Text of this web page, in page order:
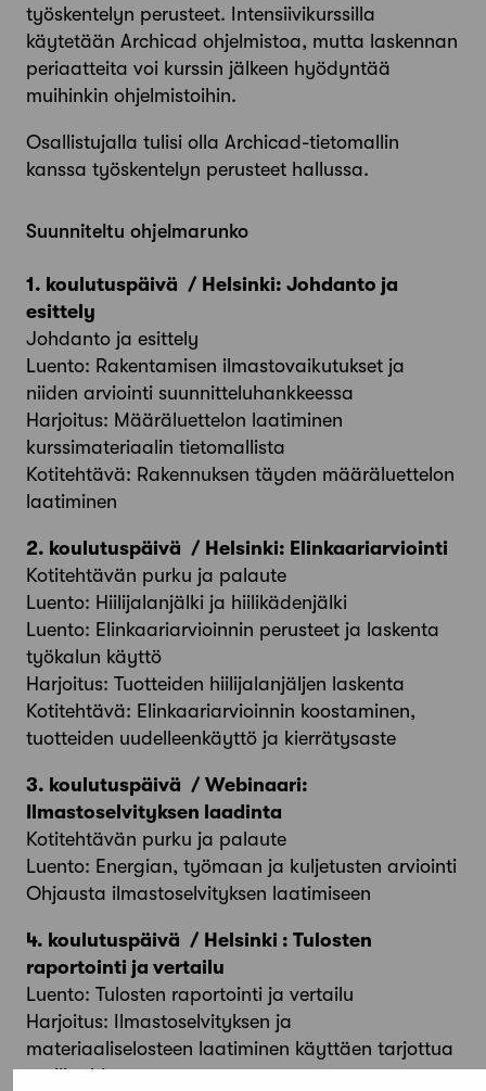
työskentelyn perusteet. Intensiivikurssilla
käytetään Archicad ohjelmistoa, mutta laskennan
periaatteita voi kurssin jälkeen hyödyntää
muihinkin ohjelmistoihin.
Osallistujalla tulisi olla Archicad-tietomallin
kanssa työskentelyn perusteet hallussa.
Suunniteltu ohjelmarunko
1. koulutuspäivä / Helsinki: Johdanto ja
esittely
Johdanto ja esittely
Luento: Rakentamisen ilmastovaikutukset ja
niiden arviointi suunnitteluhankkeessa
Harjoitus: Määräluettelon laatiminen
kurssimateriaalin tietomallista
Kotitehtävä: Rakennuksen täyden määräluettelon
laatiminen
2. koulutuspäivä / Helsinki: Elinkaariarviointi
Kotitehtävän purku ja palaute
Luento: Hiilijalanjälki ja hiilikädenjälki
Luento: Elinkaariarvioinnin perusteet ja laskenta
työkalun käyttö
Harjoitus: Tuotteiden hiilijalanjäljen laskenta
Kotitehtävä: Elinkaariarvioinnin koostaminen,
tuotteiden uudelleenkäyttö ja kierrätysaste
3. koulutuspäivä / Webinaari:
Ilmastoselvityksen laadinta
Kotitehtävän purku ja palaute
Luento: Energian, työmaan ja kuljetusten arviointi
Ohjausta ilmastoselvityksen laatimiseen
4. koulutuspäivä / Helsinki : Tulosten
raportointi ja vertailu
Luento: Tulosten raportointi ja vertailu
Harjoitus: Ilmastoselvityksen ja
materiaaliselosteen laatiminen käyttäen tarjottua
mallipohjaa